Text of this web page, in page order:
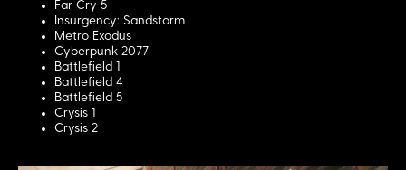
Far Cry 5
Insurgency: Sandstorm
Metro Exodus
Cyberpunk 2077
Battlefield 1
Battlefield 4
Battlefield 5
Crysis 1
Crysis 2